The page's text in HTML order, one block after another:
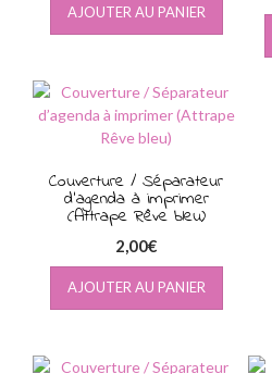
AJOUTER AU PANIER
Couverture / Séparateur
d’agenda à imprimer
(Attrape Rêve bleu)
2,00€
AJOUTER AU PANIER